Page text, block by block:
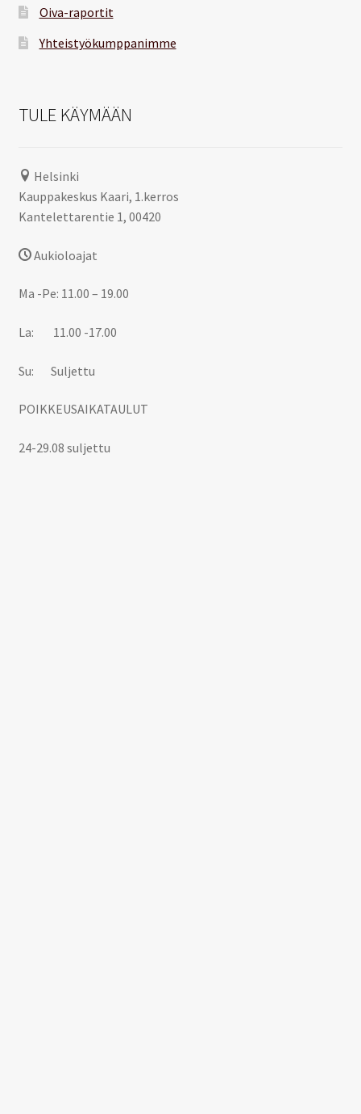
Oiva-raportit
Yhteistyökumppanimme
TULE KÄYMÄÄN
Helsinki
Kauppakeskus Kaari, 1.kerros
Kantelettarentie 1, 00420
Aukioloajat
Ma -Pe: 11.00 – 19.00
La: 11.00 -17.00
Su: Suljettu
POIKKEUSAIKATAULUT
24-29.08 suljettu